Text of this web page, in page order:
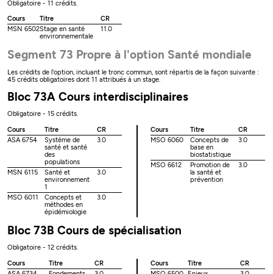
Obligatoire - 11 crédits.
Cours
Titre
CR
MSN 6502Stage en santé
environnementale
11.0
Segment 73 Propre à l'option Santé mondiale
Les crédits de l'option, incluant le tronc commun, sont répartis de la façon suivante :
45 crédits obligatoires dont 11 attribués à un stage.
Bloc 73A Cours interdisciplinaires
Obligatoire - 15 crédits.
Cours
Titre
CR
ASA 6754
Système de
santé et santé
des
populations
3.0
MSN 6115
Santé et
environnement
1
3.0
MSO 6011
Concepts et
méthodes en
épidémiologie
3.0
Cours Titre
CR
MSO 6060
Concepts de
base en
biostatistique
3.0
MSO 6612
Promotion de
la santé et
prévention
3.0
Bloc 73B Cours de spécialisation
Obligatoire - 12 crédits.
Cours
Titre
CR
Cours Titre
CR